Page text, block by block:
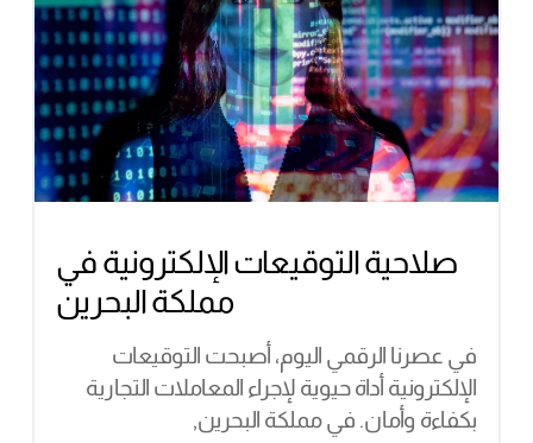
صلاحية التوقيعات الإلكترونية في
مملكة البحرين
في عصرنا الرقمي اليوم، أصبحت التوقيعات
الإلكترونية أداة حيوية لإجراء المعاملات التجارية
بكفاءة وأمان. في مملكة البحرين,